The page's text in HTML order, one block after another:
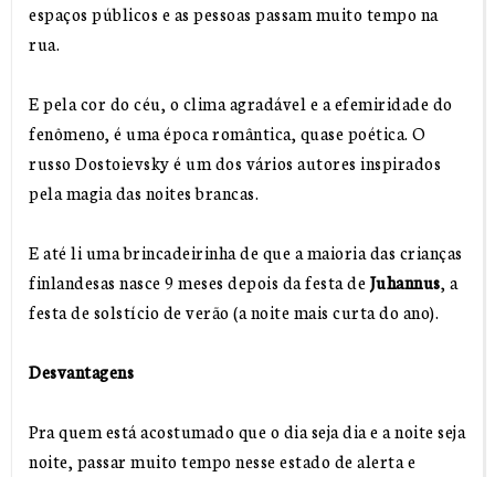
espaços públicos e as pessoas passam muito tempo na
rua.
E pela cor do céu, o clima agradável e a efemiridade do
fenômeno, é uma época romântica, quase poética. O
russo Dostoievsky é um dos vários autores inspirados
pela magia das noites brancas.
E até li uma brincadeirinha de que a maioria das crianças
finlandesas nasce 9 meses depois da festa deJuhannus, a
festa de solstício de verão (a noite mais curta do ano).
Desvantagens
Pra quem está acostumado que o dia seja dia e a noite seja
noite, passar muito tempo nesse estado de alerta e